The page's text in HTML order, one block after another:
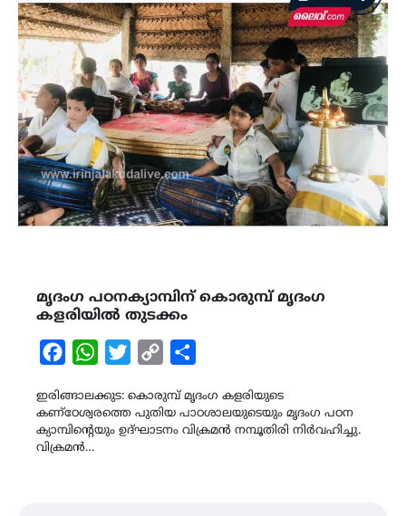
മൃദംഗ പഠനക്യാമ്പിന് കൊരുമ്പ് മൃദംഗ
കളരിയിൽ തുടക്കം
FacebookWhatsAppTwitterCopy
ഇരിങ്ങാലക്കുട: കൊരുമ്പ് മൃദംഗ കളരിയുടെ
കണ്ഠേശ്വരത്തെ പുതിയ പാഠശാലയുടെയും മൃദംഗ പഠന
ക്യാമ്പിന്‍റെയും ഉദ്ഘാടനം വിക്രമൻ നമ്പൂതിരി നിർവഹിച്ചു.
വിക്രമൻ…